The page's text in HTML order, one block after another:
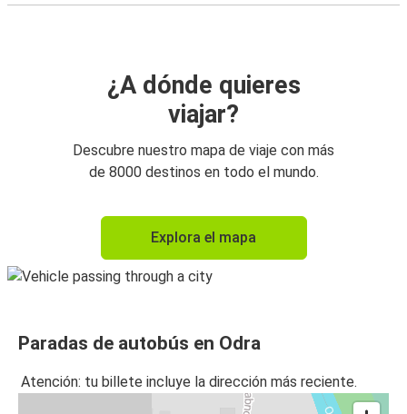
¿A dónde quieres
viajar?
Descubre nuestro mapa de viaje con más
de 8000 destinos en todo el mundo.
Explora el mapa
Paradas de autobús en Odra
Atención: tu billete incluye la dirección más reciente.